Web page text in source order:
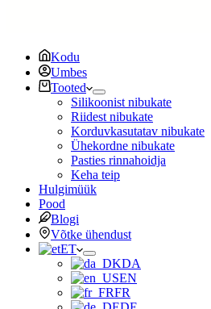
Kodu
Umbes
Tooted
Silikoonist nibukate
Riidest nibukate
Korduvkasutatav nibukate
Ühekordne nibukate
Pasties rinnahoidja
Keha teip
Hulgimüük
Pood
Blogi
Võtke ühendust
ET
DA
EN
FR